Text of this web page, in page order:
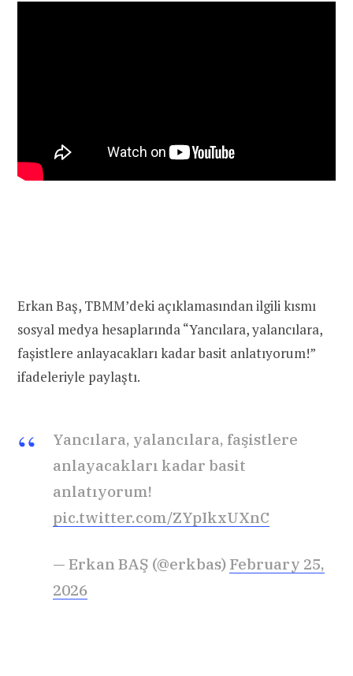
Erkan Baş, TBMM’deki açıklamasından ilgili kısmı
sosyal medya hesaplarında “Yancılara, yalancılara,
faşistlere anlayacakları kadar basit anlatıyorum!”
ifadeleriyle paylaştı.
Yancılara, yalancılara, faşistlere
anlayacakları kadar basit
anlatıyorum!
pic.twitter.com/ZYpIkxUXnC
— Erkan BAŞ (@erkbas) February 25,
2026